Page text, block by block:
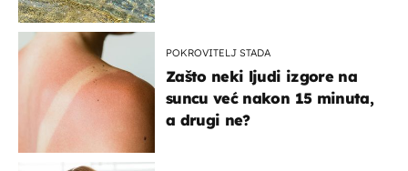
POKROVITELJ STADA
Zašto neki ljudi izgore na
suncu već nakon 15 minuta,
a drugi ne?